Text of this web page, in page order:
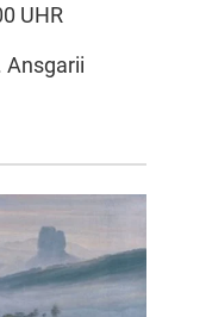
UHR
Ansgarii